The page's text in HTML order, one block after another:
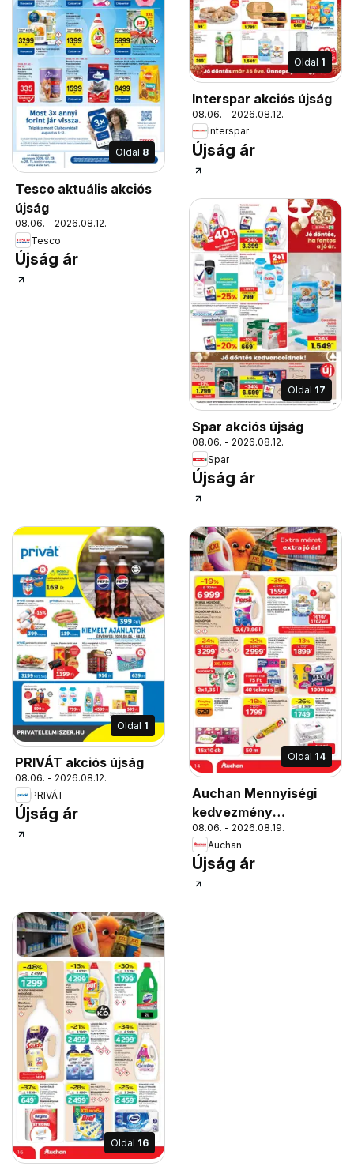
Oldal 8
Tesco aktuális akciós
újság
08.06. - 2026.08.12.
Tesco
Újság ár
Oldal 1
Interspar akciós újság
08.06. - 2026.08.12.
Interspar
Újság ár
Oldal 17
Spar akciós újság
08.06. - 2026.08.12.
Spar
Újság ár
Oldal 1
PRIVÁT akciós újság
08.06. - 2026.08.12.
PRIVÁT
Újság ár
Oldal 14
Auchan Mennyiségi
kedvezmény
ajánlataink
08.06. - 2026.08.19.
Auchan
Újság ár
Oldal 16